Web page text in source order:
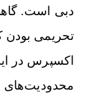
دبی است.
تحریمی بودن
اکسپرس در
محدودیت‌های